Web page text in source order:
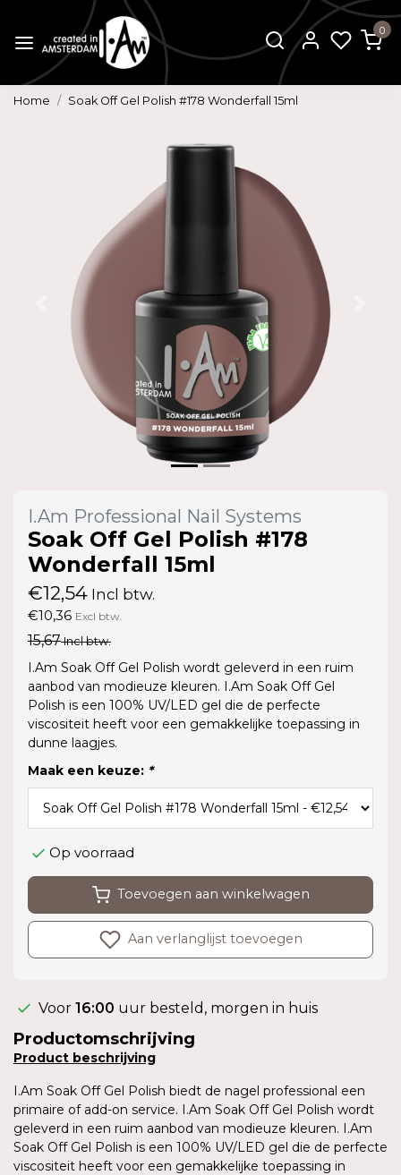
0
Home Soak Off Gel Polish #178 Wonderfall 15ml
Vorige
I.Am Professional Nail Systems
Soak Off Gel Polish #178
Wonderfall 15ml
€12,54 Incl btw.
€10,36 Excl btw.
15,67Incl btw.
I.Am Soak Off Gel Polish wordt geleverd in een ruim
aanbod van modieuze kleuren. I.Am Soak Off Gel
Polish is een 100% UV/LED gel die de perfecte
viscositeit heeft voor een gemakkelijke toepassing in
dunne laagjes.
Maak een keuze: *
Op voorraad
Toevoegen aan winkelwagen
Aan verlanglijst toevoegen
Voor 16:00 uur besteld, morgen in huis
Productomschrijving
Product beschrijving
I.Am Soak Off Gel Polish biedt de nagel professional een
primaire of add-on service. I.Am Soak Off Gel Polish wordt
geleverd in een ruim aanbod van modieuze kleuren. I.Am
Soak Off Gel Polish is een 100% UV/LED gel die de perfecte
viscositeit heeft voor een gemakkelijke toepassing in